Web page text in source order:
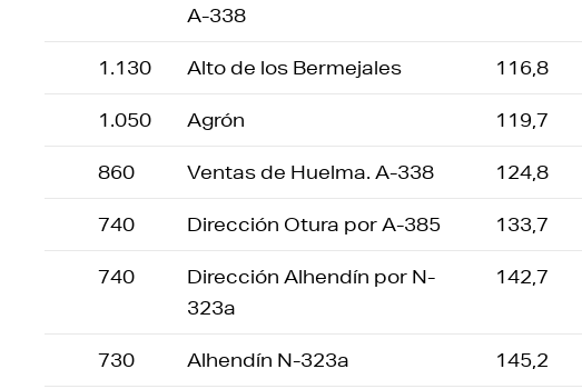
A-338
1.130 Alto de los Bermejales 116,8
1.050 Agrón 119,7
860 Ventas de Huelma. A-338 124,8
740 Dirección Otura por A-385 133,7
740
Dirección Alhendín por N-
323a
142,7
730 Alhendín N-323a 145,2